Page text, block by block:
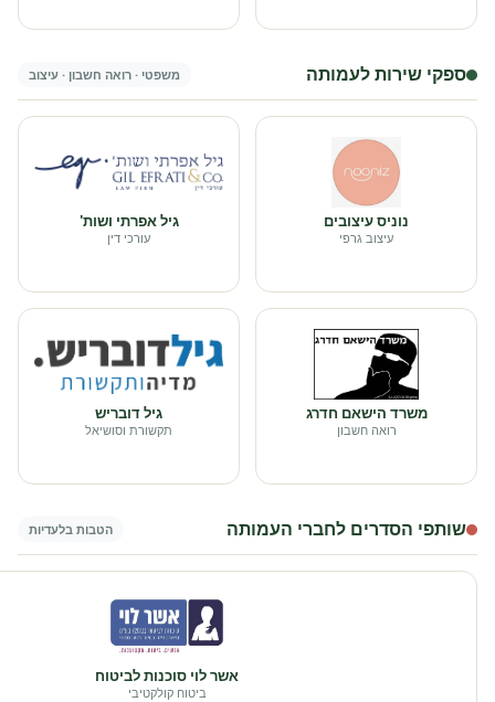
ספקי שירות לעמותה משפטי · רואה חשבון · עיצוב
נוניס עיצובים
עיצוב גרפי
גיל אפרתי ושות'
עורכי דין
משרד הישאם חדרג
רואה חשבון
גיל דובריש
תקשורת וסושיאל
שותפי הסדרים לחברי העמותה הטבות בלעדיות
אשר לוי סוכנות לביטוח
ביטוח קולקטיבי